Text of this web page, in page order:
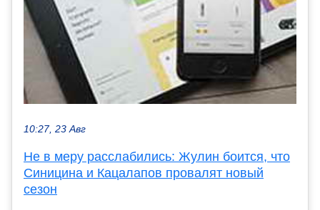
10:27, 23 Авг
Не в меру расслабились: Жулин боится, что
Синицина и Кацалапов провалят новый
сезон